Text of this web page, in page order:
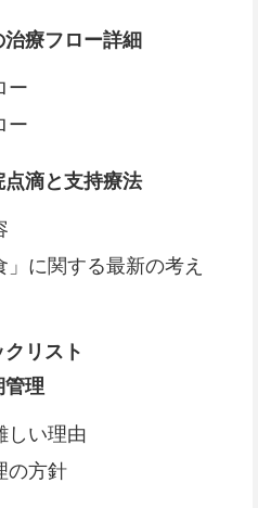
療フロー詳細
ー
ー
滴と支持療法
に関する最新の考え
リスト
管理
しい理由
の方針